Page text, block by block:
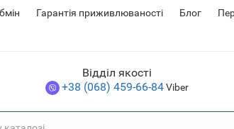
Гарантія приживлюваності Блог
Відділ якості
+38 (068) 459-66-84Viber